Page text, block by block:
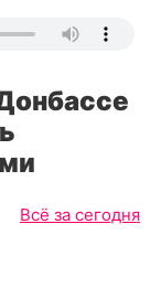
Всё за сегодня